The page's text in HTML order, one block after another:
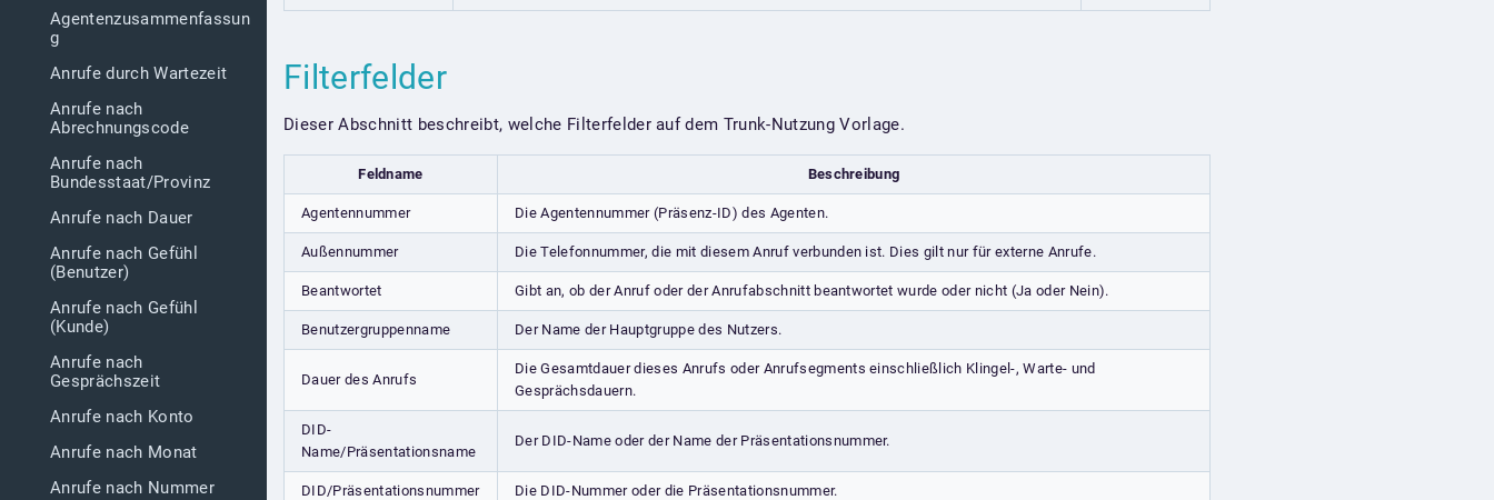
Agentenzusammenfassun
g
Anrufe durch Wartezeit
Anrufe nach
Abrechnungscode
Anrufe nach
Bundesstaat/Provinz
Anrufe nach Dauer
Anrufe nach Gefühl
(Benutzer)
Anrufe nach Gefühl
(Kunde)
Anrufe nach
Gesprächszeit
Anrufe nach Konto
Anrufe nach Monat
Anrufe nach Nummer
Filterfelder
Dieser Abschnitt beschreibt, welche Filterfelder auf dem Trunk-Nutzung Vorlage.
Feldname Beschreibung
Agentennummer Die Agentennummer (Präsenz-ID) des Agenten.
Außennummer Die Telefonnummer, die mit diesem Anruf verbunden ist. Dies gilt nur für externe Anrufe.
Beantwortet Gibt an, ob der Anruf oder der Anrufabschnitt beantwortet wurde oder nicht (Ja oder Nein).
Benutzergruppenname Der Name der Hauptgruppe des Nutzers.
Dauer des Anrufs
Die Gesamtdauer dieses Anrufs oder Anrufsegments einschließlich Klingel-, Warte- und
Gesprächsdauern.
DID-
Name/Präsentationsname
Der DID-Name oder der Name der Präsentationsnummer.
DID/Präsentationsnummer Die DID-Nummer oder die Präsentationsnummer.